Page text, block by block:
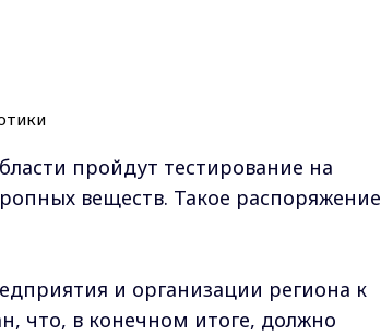
пройдут тестирование на
веществ. Такое распоряжение
и организации региона к
что, в конечном итоге, должно